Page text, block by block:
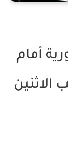
أمام
الاثنين